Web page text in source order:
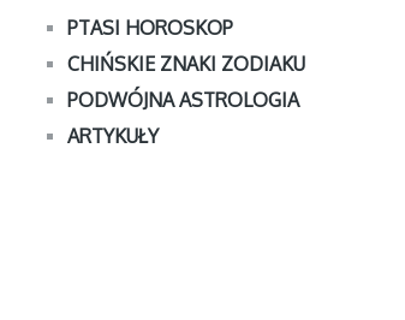
PTASI HOROSKOP
CHIŃSKIE ZNAKI ZODIAKU
PODWÓJNA ASTROLOGIA
ARTYKUŁY